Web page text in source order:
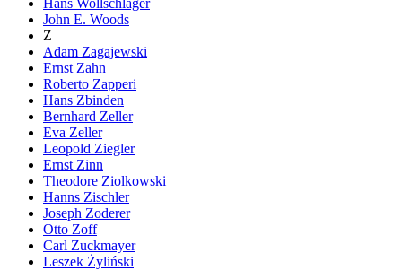
John E. Woods
Z
Adam Zagajewski
Ernst Zahn
Roberto Zapperi
Hans Zbinden
Bernhard Zeller
Eva Zeller
Leopold Ziegler
Ernst Zinn
Theodore Ziolkowski
Hanns Zischler
Joseph Zoderer
Otto Zoff
Carl Zuckmayer
Leszek Żyliński